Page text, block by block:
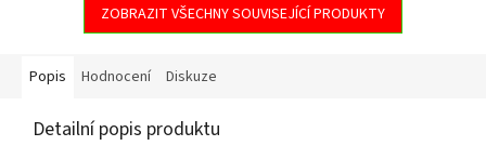
ZOBRAZIT VŠECHNY SOUVISEJÍCÍ PRODUKTY
Popis Hodnocení Diskuze
Detailní popis produktu